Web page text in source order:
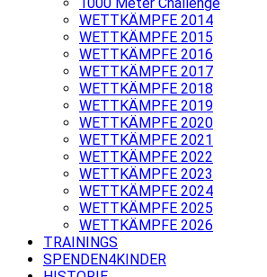
WETTKÄMPFE 2014
WETTKÄMPFE 2015
WETTKÄMPFE 2016
WETTKÄMPFE 2017
WETTKÄMPFE 2018
WETTKÄMPFE 2019
WETTKÄMPFE 2020
WETTKÄMPFE 2021
WETTKÄMPFE 2022
WETTKÄMPFE 2023
WETTKÄMPFE 2024
WETTKÄMPFE 2025
WETTKÄMPFE 2026
TRAININGS
SPENDEN4KINDER